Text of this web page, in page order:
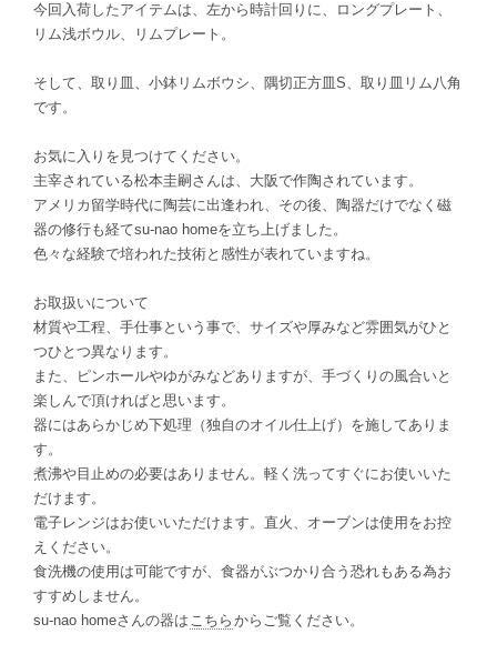
今回入荷したアイテムは、左から時計回りに、ロングプレート、
リム浅ボウル、リムプレート。
そして、取り皿、小鉢リムボウシ、隅切正方皿S、取り皿リム八角
です。
お気に入りを見つけてください。
主宰されている松本圭嗣さんは、大阪で作陶されています。
アメリカ留学時代に陶芸に出逢われ、その後、陶器だけでなく磁
器の修行も経てsu-nao homeを立ち上げました。
色々な経験で培われた技術と感性が表れていますね。
お取扱いについて
材質や工程、手仕事という事で、サイズや厚みなど雰囲気がひと
つひとつ異なります。
また、ピンホールやゆがみなどありますが、手づくりの風合いと
楽しんで頂ければと思います。
器にはあらかじめ下処理（独自のオイル仕上げ）を施してありま
す。
煮沸や目止めの必要はありません。軽く洗ってすぐにお使いいた
だけます。
電子レンジはお使いいただけます。直火、オーブンは使用をお控
えください。
食洗機の使用は可能ですが、食器がぶつかり合う恐れもある為お
すすめしません。
su-nao homeさんの器は こちら からご覧ください。